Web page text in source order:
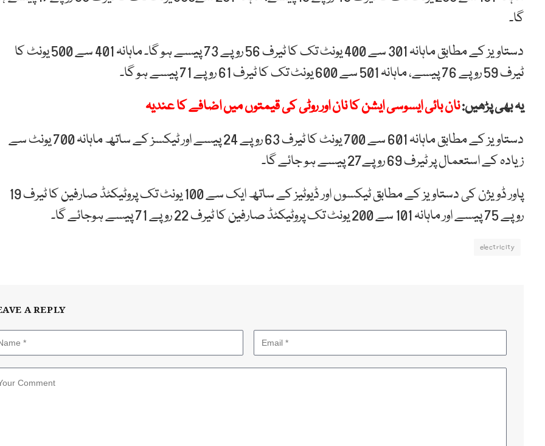
گا۔
دستاویز کے مطابق ماہانہ 301 سے 400 یونٹ تک کا ٹیرف 56 روپے 73 پیسے ہو گا۔ ماہانہ 401 سے 500 یونٹ کا
ٹیرف 59 روپے 76 پیسے، ماہانہ 501 سے 600 یونٹ تک کا ٹیرف 61 روپے 71 پیسے ہو گا۔
یہ بھی پڑھیں:نان بائی ایسوسی ایشن کا نان اور روٹی کی قیمتوں میں اضافے کا عندیہ
دستاویز کے مطابق ماہانہ 601 سے 700 یونٹ کا ٹیرف 63 روپے 24 پیسے اور ٹیکسز کے ساتھ ماہانہ 700 یونٹ سے
زیادہ کے استعمال پر ٹیرف 69 روپے27 پیسے ہو جائے گا۔
پاور ڈویژن کی دستاویز کے مطابق ٹیکسوں اور ڈیوٹیز کے ساتھ ایک سے 100 یونٹ تک پروٹیکٹڈ صارفین کا ٹیرف 19
روپے 75 پیسے اور ماہانہ 101 سے 200 یونٹ تک پروٹیکٹڈ صارفین کا ٹیرف 22 روپے 71 پیسے ہوجائے گا۔
electricity
A REPLY